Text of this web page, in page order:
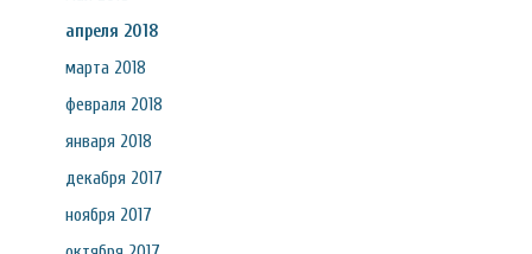
апреля 2018
марта 2018
февраля 2018
января 2018
декабря 2017
ноября 2017